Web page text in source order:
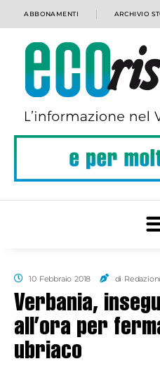
ABBONAMENTI ARCHIVIO
10 Febbraio 2018 di
Verbania,
all’ora per
ubriaco